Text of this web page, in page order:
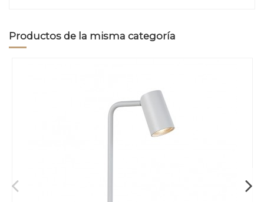
Productos de la misma categoría